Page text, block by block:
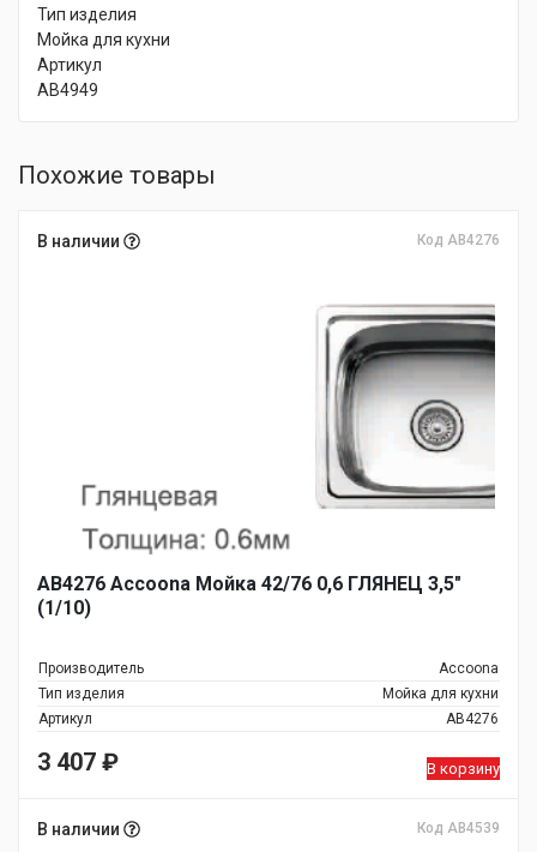
Тип изделия
Мойка для кухни
Артикул
AB4949
Похожие товары
В наличии Код AB4276
AB4276 Accoona Мойка 42/76 0,6 ГЛЯНЕЦ 3,5"
(1/10)
Производитель
Accoona
Тип изделия
Мойка для кухни
Артикул
AB4276
3 407 ₽ В корзину
В наличии Код AB4539